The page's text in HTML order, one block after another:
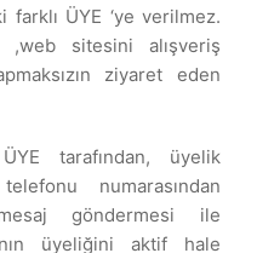
farklı ÜYE ‘ye verilmez.
,web sitesini alışveriş
ziyaret eden
tarafından, üyelik
numarasından
göndermesi ile
‘nın üyeliğini aktif hale